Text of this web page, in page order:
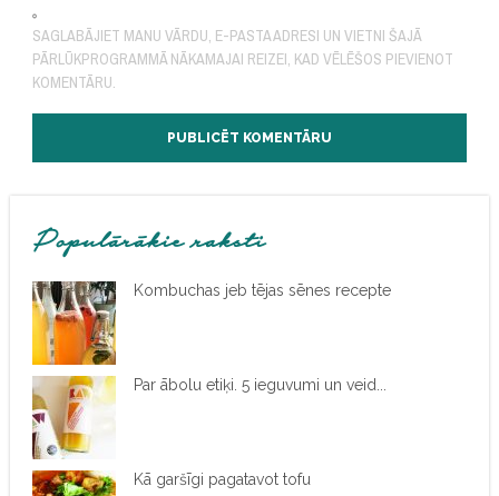
SAGLABĀJIET MANU VĀRDU, E-PASTA ADRESI UN VIETNI ŠAJĀ
PĀRLŪKPROGRAMMĀ NĀKAMAJAI REIZEI, KAD VĒLĒŠOS PIEVIENOT
KOMENTĀRU.
Populārākie raksti
Kombuchas jeb tējas sēnes recepte
Par ābolu etiķi. 5 ieguvumi un veid...
Kā garšīgi pagatavot tofu